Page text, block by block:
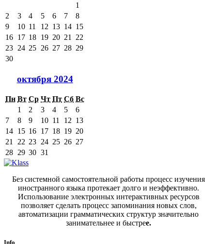
1
2
3 4 5 6 7
8
9
10 11 12 13 14 15
16 17 18 19 20 21
22
23 24 25 26 27 28 29
30
октября 2024
Пн Вт Ср Чт Пт Сб Вс
1
2 3 4 5
6
7
8 9 10 11 12 13
14 15 16 17 18 19 20
21
22 23 24 25 26 27
28 29 30 31
Без системной самостоятельной работы процесс изучения
иностранного языка протекает долго и неэффективно.
Использование электронных интерактивных ресурсов
позволяет сделать процесс запоминания новых слов,
автоматизации грамматических структур значительно
занимательнее и быстрее.
Info